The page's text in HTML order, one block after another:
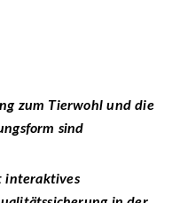
zum Tierwohl und die
sind
interaktives